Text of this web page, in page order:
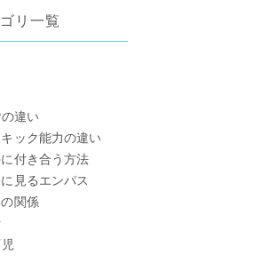
リ一覧
違い
ック能力の違い
付き合う方法
見るエンパス
関係